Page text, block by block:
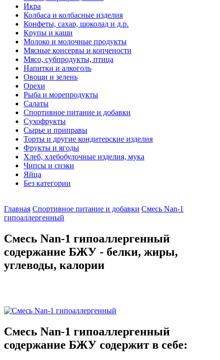
Икра
Колбаса и колбасные изделия
Конфеты, сахар, шоколад и д.р.
Крупы и каши
Молоко и молочные продукты
Мясные консервы и копчености
Мясо, субпродукты, птица
Напитки и алкоголь
Овощи и зелень
Орехи
Рыба и морепродукты
Салаты
Спортивное питание и добавки
Сухофрукты
Сырье и приправы
Торты и другие кондитерские изделия
Фрукты и ягоды
Хлеб, хлебобулочные изделия, мука
Чипсы и снэки
Яйца
Без категории
Главная Спортивное питание и добавки Смесь Nan-1
гипоаллергенный
Смесь Nan-1 гипоаллергенный
содержание БЖУ - белки, жиры,
углеводы, калории
Смесь Nan-1 гипоаллергенный
содержание БЖУ содержит в себе: